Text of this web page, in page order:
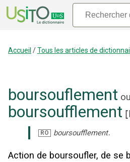
Accueil /Tous les articles de
boursouflement ou
boursoufflement [
RO boursoufflement.
Action de boursoufler, de se